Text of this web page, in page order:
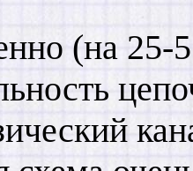
(на 25-